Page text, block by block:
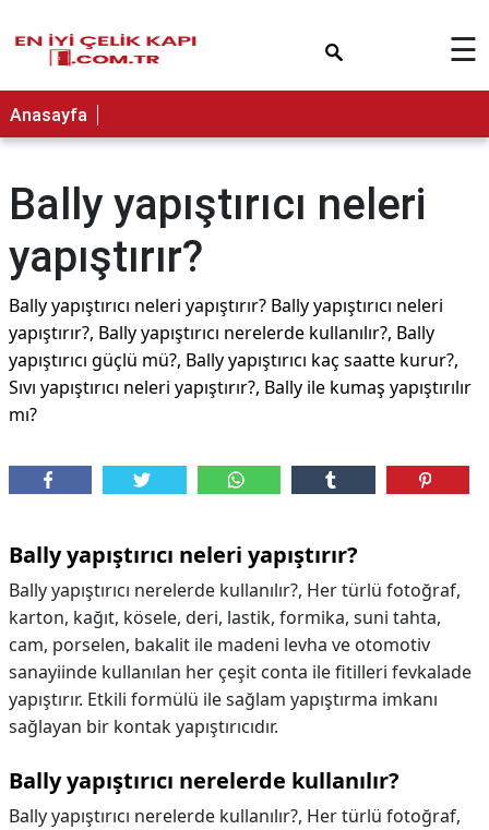
☰
Anasayfa
Bally yapıştırıcı neleri
yapıştırır?
Bally yapıştırıcı neleri yapıştırır? Bally yapıştırıcı neleri
yapıştırır?, Bally yapıştırıcı nerelerde kullanılır?, Bally
yapıştırıcı güçlü mü?, Bally yapıştırıcı kaç saatte kurur?,
Sıvı yapıştırıcı neleri yapıştırır?, Bally ile kumaş yapıştırılır
mı?
Bally yapıştırıcı neleri yapıştırır?
Bally yapıştırıcı nerelerde kullanılır?, Her türlü fotoğraf,
karton, kağıt, kösele, deri, lastik, formika, suni tahta,
cam, porselen, bakalit ile madeni levha ve otomotiv
sanayiinde kullanılan her çeşit conta ile fitilleri fevkalade
yapıştırır. Etkili formülü ile sağlam yapıştırma imkanı
sağlayan bir kontak yapıştırıcıdır.
Bally yapıştırıcı nerelerde kullanılır?
Bally yapıştırıcı nerelerde kullanılır?, Her türlü fotoğraf,